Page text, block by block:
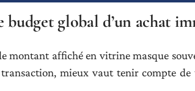
global d’un achat
montant affiché en vitrine masque
mieux vaut tenir compte